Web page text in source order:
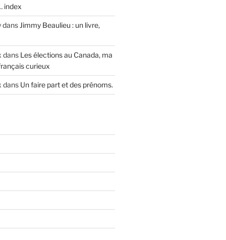
index
dans Jimmy Beaulieu : un livre,
dans Les élections au Canada, ma
curieux
dans Un faire part et des prénoms.